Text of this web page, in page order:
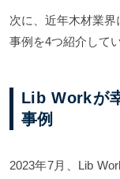
次に、近年木材業
事例を4つ紹介して
Lib Workが
事例
2023年7月、Lib